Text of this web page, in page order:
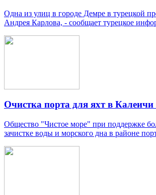
Одна из улиц в городе Демре в турецкой
Андрея Карлова, - сообщает турецкое
Очистка порта для яхт в Калеичи
Общество "Чистое море" при поддержке
зачистке воды и морского дна в районе